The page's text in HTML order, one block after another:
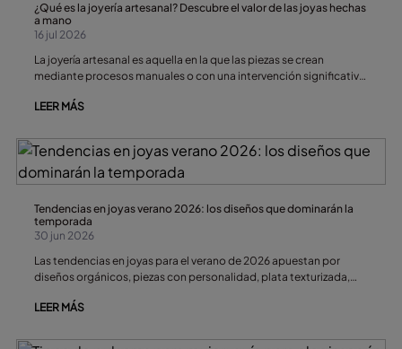
¿Qué es la joyería artesanal? Descubre el valor de las joyas hechas
a mano
16 jul 2026
La joyería artesanal es aquella en la que las piezas se crean
mediante procesos manuales o con una intervención significativa
producción limitada, el diseño propio y unos acabados que
LEER MÁS
Tendencias en joyas verano 2026: los diseños que dominarán la
temporada
30 jun 2026
Las tendencias en joyas para el verano de 2026 apuestan por
diseños orgánicos, piezas con personalidad, plata texturizada,
combinar piezas versátiles con elementos artesanales que
año, los complementos abandonan la rigidez geométrica para
LEER MÁS